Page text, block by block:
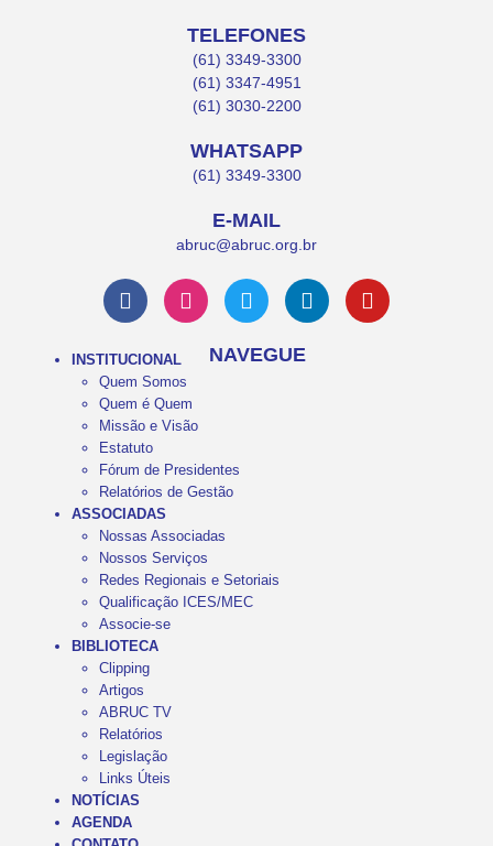
TELEFONES
(61) 3349-3300
(61) 3347-4951
(61) 3030-2200
WHATSAPP
(61) 3349-3300
E-MAIL
abruc@abruc.org.br
NAVEGUE
INSTITUCIONAL
Quem Somos
Quem é Quem
Missão e Visão
Estatuto
Fórum de Presidentes
Relatórios de Gestão
ASSOCIADAS
Nossas Associadas
Nossos Serviços
Redes Regionais e Setoriais
Qualificação ICES/MEC
Associe-se
BIBLIOTECA
Clipping
Artigos
ABRUC TV
Relatórios
Legislação
Links Úteis
NOTÍCIAS
AGENDA